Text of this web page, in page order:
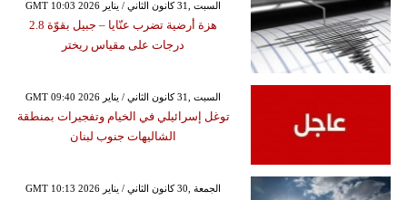
GMT 10:03 2026 السبت ,31 كانون الثاني / يناير
هزة أرضية تضرب عنّايا – جبيل بقوّة 2.8
درجات على مقياس ريختر
GMT 09:40 2026 السبت ,31 كانون الثاني / يناير
توغل إسرائيلي في الخيام وتفجيرات بمنطقة
الشاليهات جنوب لبنان
GMT 10:13 2026 الجمعة ,30 كانون الثاني / يناير